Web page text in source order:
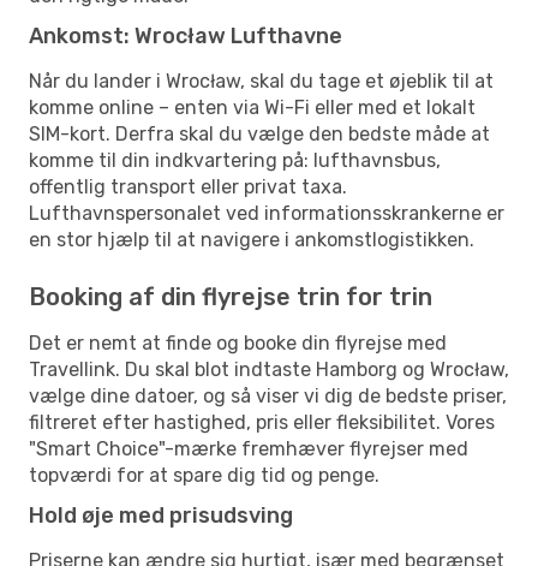
Ankomst: Wrocław Lufthavne
Når du lander i Wrocław, skal du tage et øjeblik til at
komme online – enten via Wi-Fi eller med et lokalt
SIM-kort. Derfra skal du vælge den bedste måde at
komme til din indkvartering på: lufthavnsbus,
offentlig transport eller privat taxa.
Lufthavnspersonalet ved informationsskrankerne er
en stor hjælp til at navigere i ankomstlogistikken.
Booking af din flyrejse trin for trin
Det er nemt at finde og booke din flyrejse med
Travellink. Du skal blot indtaste Hamborg og Wrocław,
vælge dine datoer, og så viser vi dig de bedste priser,
filtreret efter hastighed, pris eller fleksibilitet. Vores
"Smart Choice"-mærke fremhæver flyrejser med
topværdi for at spare dig tid og penge.
Hold øje med prisudsving
Priserne kan ændre sig hurtigt, især med begrænset